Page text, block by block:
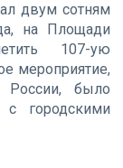
двум сотням
на Площади
107-ую
мероприятие,
России, было
городскими